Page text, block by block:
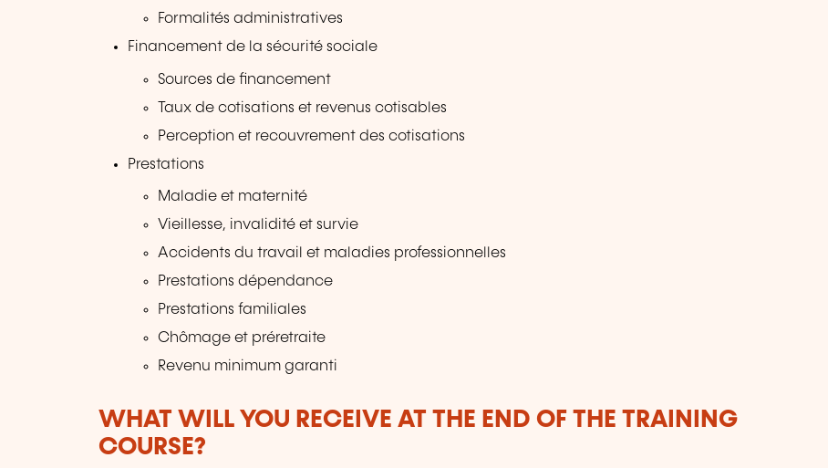
Formalités administratives
Financement de la sécurité sociale
Sources de financement
Taux de cotisations et revenus cotisables
Perception et recouvrement des cotisations
Prestations
Maladie et maternité
Vieillesse, invalidité et survie
Accidents du travail et maladies professionnelles
Prestations dépendance
Prestations familiales
Chômage et préretraite
Revenu minimum garanti
WHAT WILL YOU RECEIVE AT THE END OF THE TRAINING
COURSE?